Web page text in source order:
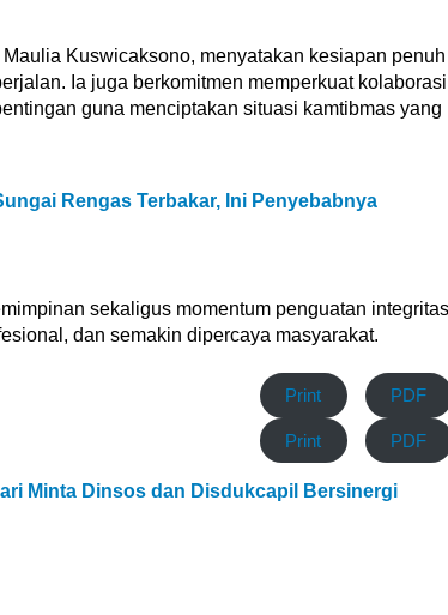
Kuswicaksono, menyatakan kesiapan penuh
Ia juga berkomitmen memperkuat kolaborasi
guna menciptakan situasi kamtibmas yang
Rengas Terbakar, Ini Penyebabnya
sekaligus momentum penguatan integritas
dan semakin dipercaya masyarakat.
Print PDF
Print PDF
Minta Dinsos dan Disdukcapil Bersinergi